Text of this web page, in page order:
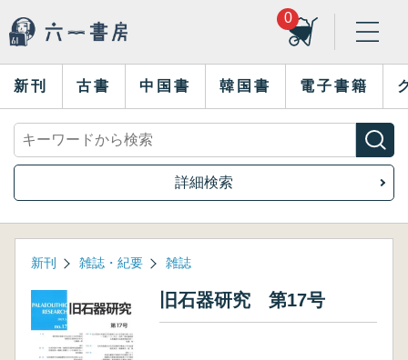
0
新刊 古書 中国書 韓国書 電子書籍
詳細検索
新刊 雑誌・紀要 雑誌
旧石器研究 第17号